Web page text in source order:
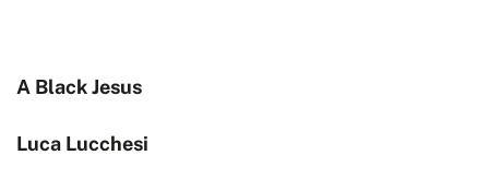
A Black Jesus
Luca Lucchesi